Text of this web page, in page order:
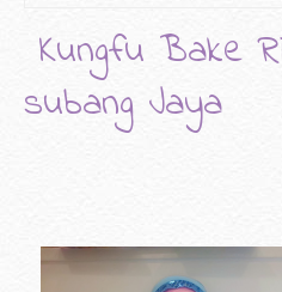
Kungfu Bake
subang Jaya